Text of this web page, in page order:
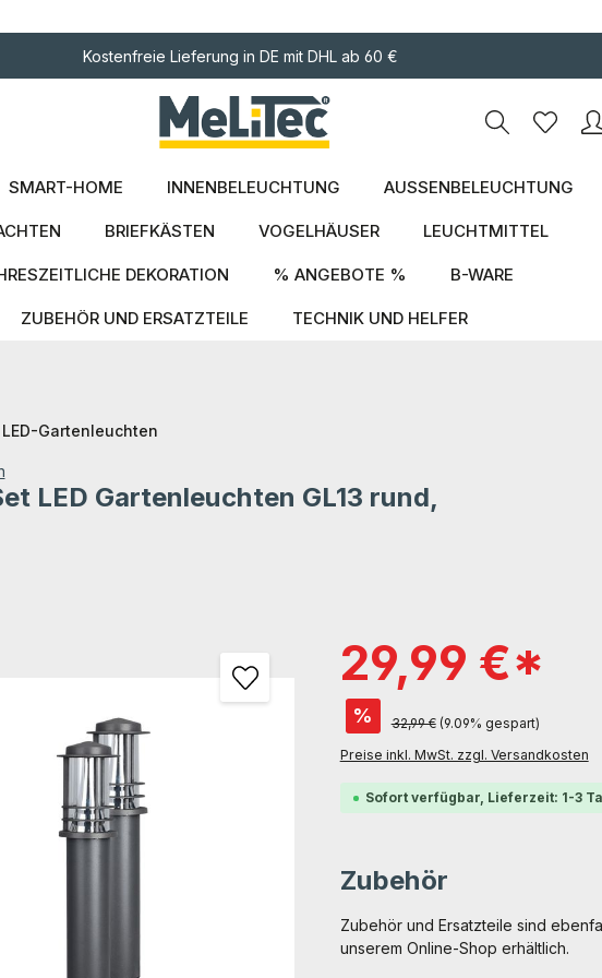
Kostenfreie Lieferung in DE mit DHL ab 60 €
SMART-HOME INNENBELEUCHTUNG AUSSENBELEUCHTUNG
BRIEFKÄSTEN VOGELHÄUSER LEUCHTMITTEL
DEKORATION % ANGEBOTE % B-WARE
ZUBEHÖR UND ERSATZTEILE TECHNIK UND HELFER
LED-Gartenleuchten
von 0 von 5 Sternen
LED Gartenleuchten GL13 rund,
29,99 €*
% 32,99 € (9.09% gespart)
Preise inkl. MwSt. zzgl. Versandkosten
Sofort verfügbar, Lieferzeit: 1-3
Zubehör
Zubehör und Ersatzteile sind
unserem Online-Shop erhältlich.